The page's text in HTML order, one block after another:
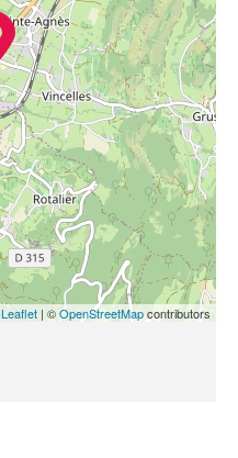
Leaflet | ©OpenStreetMapcontributors